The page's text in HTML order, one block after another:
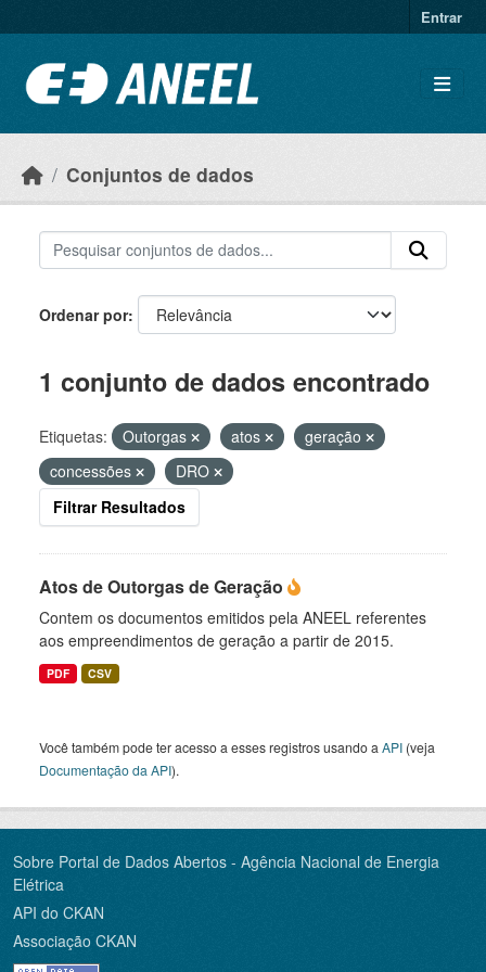
Entrar
Conjuntos de dados
Ordenar por
1 conjunto de dados encontrado
Etiquetas: Outorgas atos
geração
concessões
DRO
Filtrar Resultados
Atos de Outorgas de Geração
Contem os documentos emitidos pela ANEEL referentes
aos empreendimentos de geração a partir de 2015.
PDF CSV
Você também pode ter acesso a esses registros usando a API (veja
Documentação da API).
Sobre Portal de Dados Abertos - Agência Nacional de Energia
Elétrica
API do CKAN
Associação CKAN